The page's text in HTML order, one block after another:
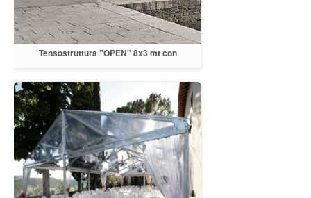
Tensostruttura "OPEN" 8x3 mt con